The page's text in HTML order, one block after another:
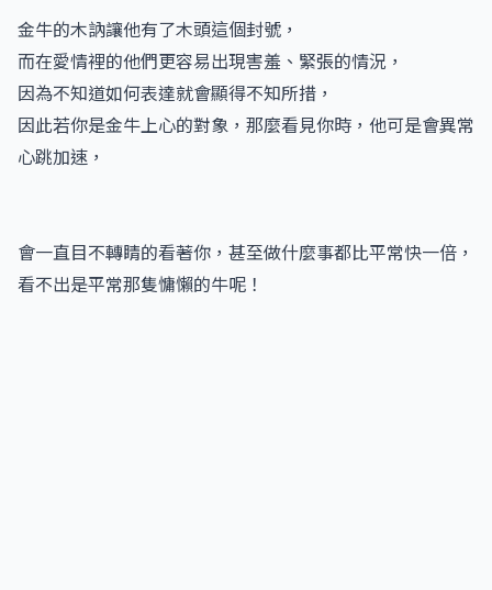
金牛的木訥讓他有了木頭這個封號，
而在愛情裡的他們更容易出現害羞、緊張的情況，
因為不知道如何表達就會顯得不知所措，
因此若你是金牛上心的對象，那麼看見你時，他可是會異常
心跳加速，
會一直目不轉睛的看著你，甚至做什麼事都比平常快一倍，
看不出是平常那隻慵懶的牛呢！